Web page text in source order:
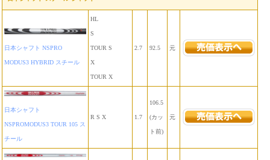
日本シャフト NSPRO
MODUS3 HYBRID スチール
HL
S
TOUR S
X
TOUR X
2.7 92.5 元
日本シャフト
NSPROMODUS3 TOUR 105 ス
チール
R S X 1.7
106.5
(カッ
ト前)
元